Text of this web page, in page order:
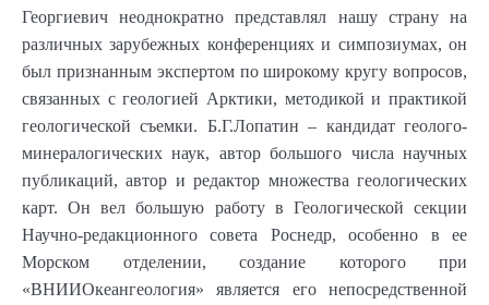
Георгиевич неоднократно представлял нашу страну на
различных зарубежных конференциях и симпозиумах, он
был признанным экспертом по широкому кругу вопросов,
связанных с геологией Арктики, методикой и практикой
геологической съемки. Б.Г.Лопатин – кандидат геолого-
минералогических наук, автор большого числа научных
публикаций, автор и редактор множества геологических
карт. Он вел большую работу в Геологической секции
Научно-редакционного совета Роснедр, особенно в ее
Морском отделении, создание которого при
«ВНИИОкеангеология» является его непосредственной